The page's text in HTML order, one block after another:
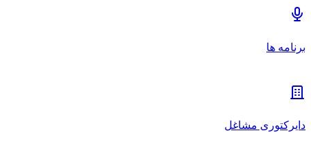
برنامه ها
دایرکتوری مشاغل